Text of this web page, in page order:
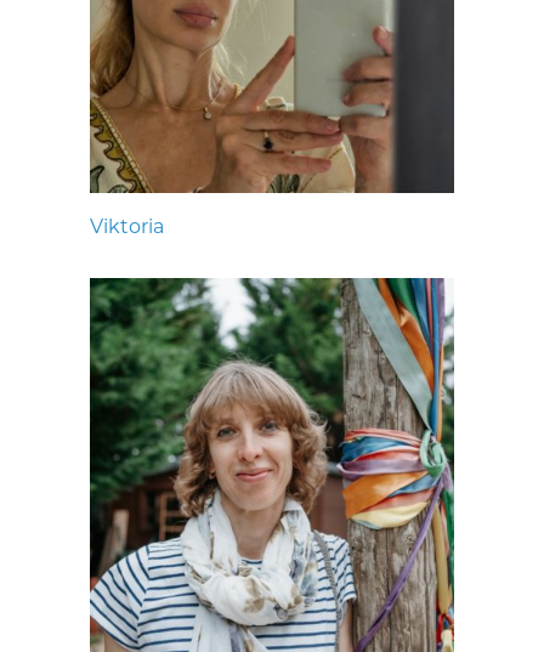
Viktoria